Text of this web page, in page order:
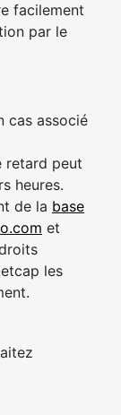
facilement
par le
cas associé
retard peut
heures.
de la base
et
les